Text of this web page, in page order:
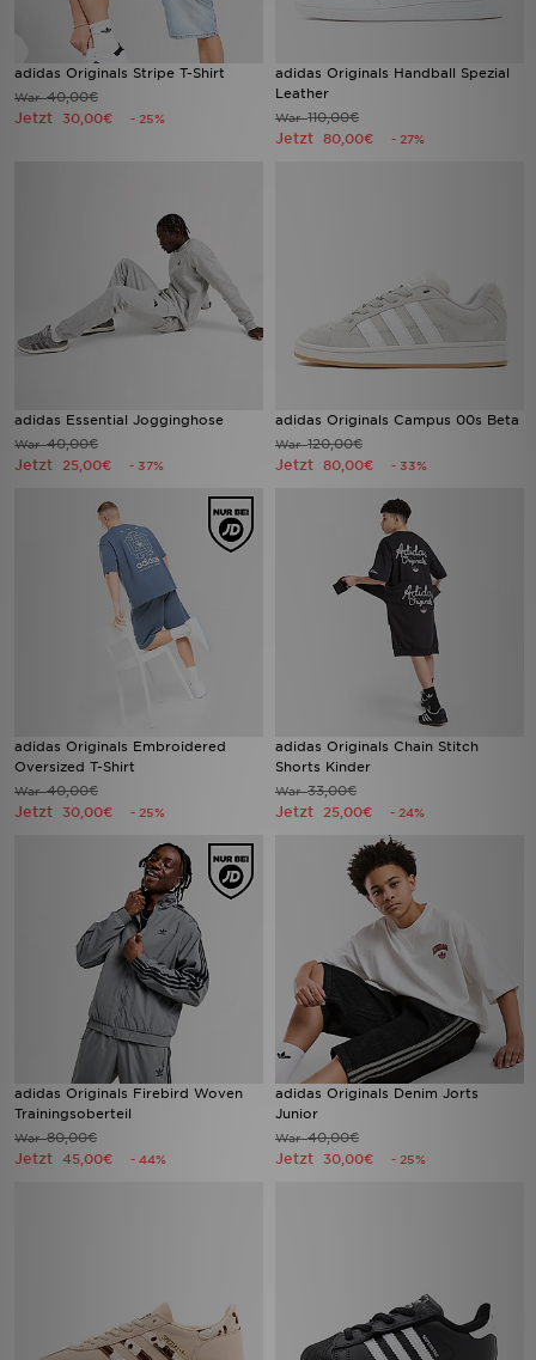
adidas Originals Stripe T-Shirt
War40,00€
Jetzt 30,00€ - 25%
adidas Originals Handball Spezial
Leather
War110,00€
Jetzt 80,00€ - 27%
adidas Essential Jogginghose
War40,00€
Jetzt 25,00€ - 37%
adidas Originals Campus 00s Beta
War120,00€
Jetzt 80,00€ - 33%
adidas Originals Embroidered
Oversized T-Shirt
War40,00€
Jetzt 30,00€ - 25%
adidas Originals Chain Stitch
Shorts Kinder
War33,00€
Jetzt 25,00€ - 24%
adidas Originals Firebird Woven
Trainingsoberteil
War80,00€
Jetzt 45,00€ - 44%
adidas Originals Denim Jorts
Junior
War40,00€
Jetzt 30,00€ - 25%